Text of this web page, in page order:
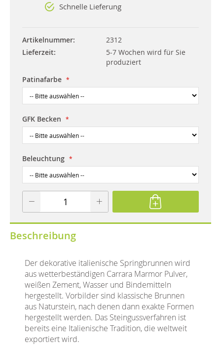
Schnelle Lieferung
Artikelnummer
2312
Lieferzeit
5-7 Wochen wird für Sie
produziert
Patinafarbe
GFK Becken
Beleuchtung
Beschreibung
Der dekorative italienische Springbrunnen wird
aus wetterbeständigen Carrara Marmor Pulver,
weißen Zement, Wasser und Bindemitteln
hergestellt. Vorbilder sind klassische Brunnen
aus Naturstein, nach denen dann exakte Formen
hergestellt werden. Das Steingussverfahren ist
bereits eine Italienische Tradition, die weltweit
exportiert wird.